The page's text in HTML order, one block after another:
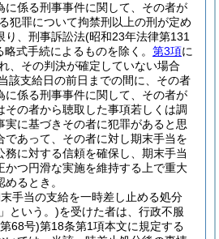
に係る刑事事件に関して、その者が
犯罪について拘禁刑以上の刑が定め
り、刑事訴訟法(昭和23年法律第131
式手続によるものを除く。 第3項に
、その判決が確定していない場合
該支給日の前日までの間に、その者
に係る刑事事件に関して、その者が
その者から聴取した事項若しくは調
実に基づきその者に犯罪があると思
であって、その者に対し期末手当を
務に対する信頼を確保し、期末手当
かつ円滑な実施を維持する上で重大
るとき。
手当の支給を一時差し止める処分
という。)を受けた者は、行政不服
68号)第18条第1項本文に規定する